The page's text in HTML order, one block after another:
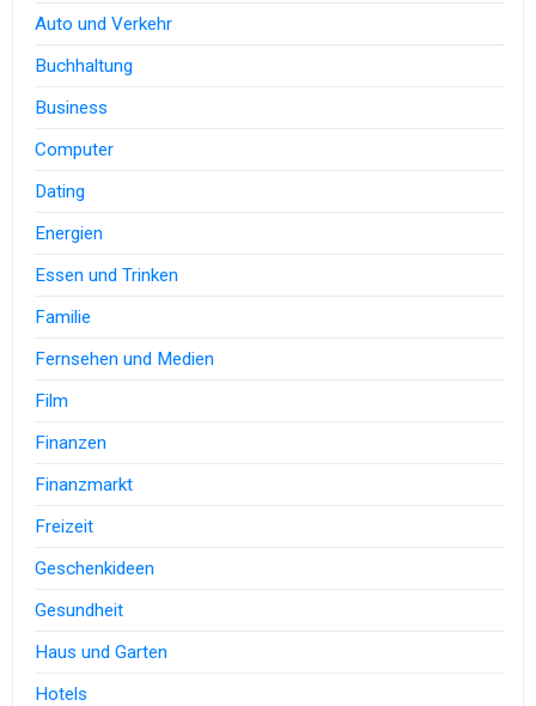
Auto und Verkehr
Buchhaltung
Business
Computer
Dating
Energien
Essen und Trinken
Familie
Fernsehen und Medien
Film
Finanzen
Finanzmarkt
Freizeit
Geschenkideen
Gesundheit
Haus und Garten
Hotels